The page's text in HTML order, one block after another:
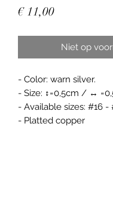
€ 11,00Prijs
Niet op
- Color: warn silver.
- Size: ↕=0,5cm / ↔
- Available sizes: #16 -
- Platted copper